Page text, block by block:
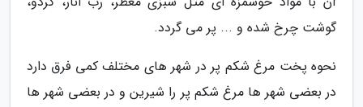
گوشت چرخ شده و ... پر می گردد.
نحوه پخت مرغ شکم پر در شهر های مختلف کمی فرق دارد
در بعضی شهر ها مرغ شکم پر را شیرین و در بعضی شهر ها